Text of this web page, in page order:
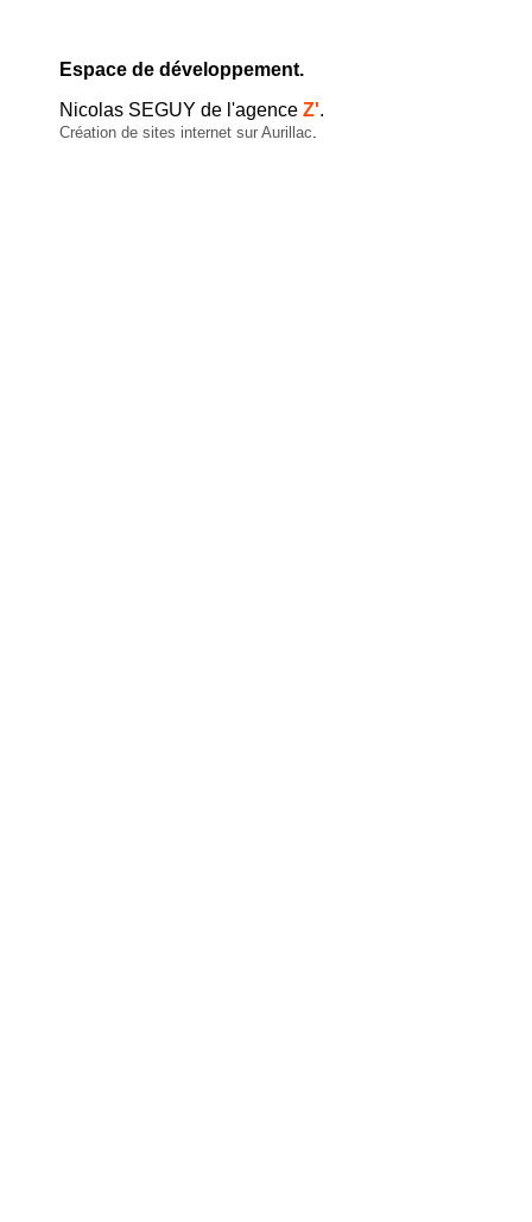
Espace de développement.
Nicolas SEGUY de l'agence Z'.
Création de sites internet sur Aurillac.